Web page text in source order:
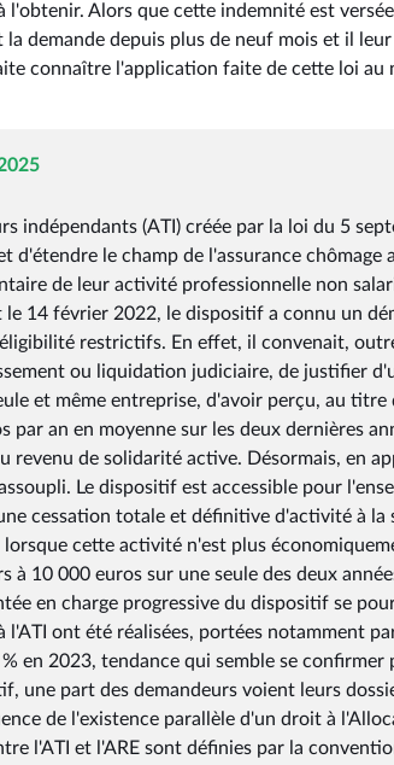
l'obtenir. Alors que cette indemnité est
demande depuis plus de neuf mois et il
connaître l'application faite de cette loi
indépendants (ATI) créée par la loi du 5
d'étendre le champ de l'assurance
de leur activité professionnelle non
le 14 février 2022, le dispositif a connu un
restrictifs. En effet, il convenait,
ou liquidation judiciaire, de justifier
et même entreprise, d'avoir perçu, au
par an en moyenne sur les deux dernières
revenu de solidarité active. Désormais, en
Le dispositif est accessible pour
cessation totale et définitive d'activité à la
cette activité n'est plus
à 10 000 euros sur une seule des deux
en charge progressive du dispositif se
ont été réalisées, portées notamment
en 2023, tendance qui semble se
une part des demandeurs voient leurs
de l'existence parallèle d'un droit à
l'ATI et l'ARE sont définies par la